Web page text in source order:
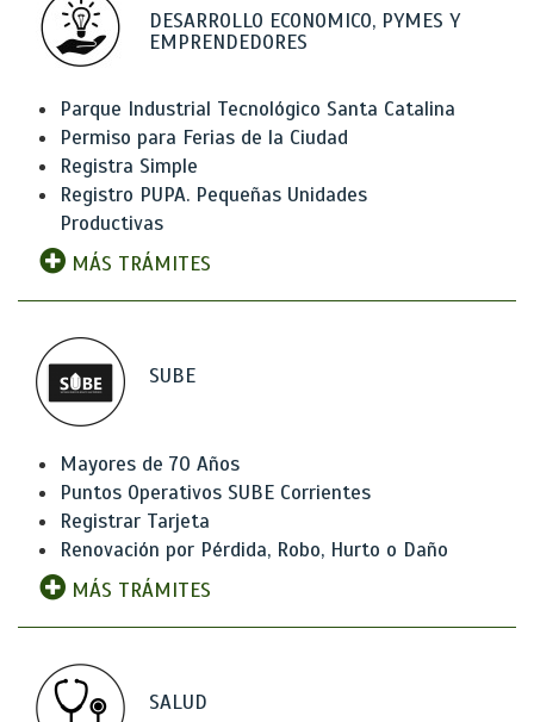
DESARROLLO ECONOMICO, PYMES Y
EMPRENDEDORES
Parque Industrial Tecnológico Santa Catalina
Permiso para Ferias de la Ciudad
Registra Simple
Registro PUPA. Pequeñas Unidades
Productivas
MÁS TRÁMITES
SUBE
Mayores de 70 Años
Puntos Operativos SUBE Corrientes
Registrar Tarjeta
Renovación por Pérdida, Robo, Hurto o Daño
MÁS TRÁMITES
SALUD